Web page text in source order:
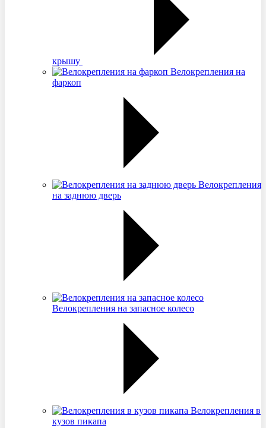
крышу
Велокрепления на
фаркоп
Велокрепления
на заднюю дверь
Велокрепления на запасное колесо
Велокрепления в
кузов пикапа